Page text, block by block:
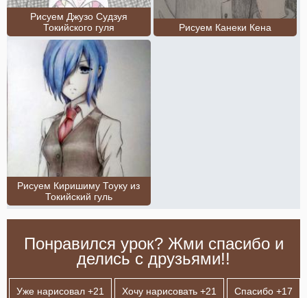
Рисуем Джузо Судзуя
Токийского гуля
Рисуем Канеки Кена
Рисуем Киришиму Тоуку из
Токийский гуль
Понравился урок? Жми спасибо и
делись с друзьями!!
Уже нарисовал +21 Хочу нарисовать +21 Спасибо +17